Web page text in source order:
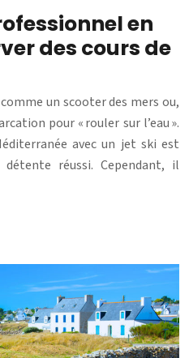
en
des cours de
un scooter des mers ou,
pour « rouler sur l’eau ».
avec un jet ski est
réussi. Cependant, il